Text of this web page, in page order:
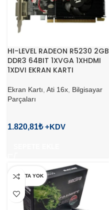
HI-LEVEL RADEON R5230 2GB
DDR3 64BIT 1XVGA 1XHDMI
1XDVI EKRAN KARTI
Ekran Kartı Ati 16x Bilgisayar
Parçaları
1.820,81₺
STOKTA YOK